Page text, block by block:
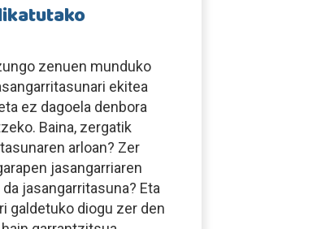
zenuen munduko
ekitea
ez dagoela denbora
Baina, zergatik
arloan? Zer
jasangarriaren
jasangarritasuna? Eta
galdetuko diogu zer den